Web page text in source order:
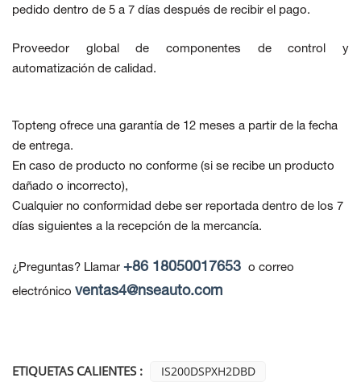
pedido dentro de 5 a 7 días después de recibir el pago.
Proveedor global de componentes de control y
automatización de calidad.
Topteng ofrece una garantía de 12 meses a partir de la fecha
de entrega.
En caso de producto no conforme (si se recibe un producto
dañado o incorrecto),
Cualquier no conformidad debe ser reportada dentro de los 7
días siguientes a la recepción de la mercancía.
¿Preguntas? Llamar +86 18050017653 o correo
electrónico ventas4@nseauto.com
ETIQUETAS CALIENTES :
IS200DSPXH2DBD